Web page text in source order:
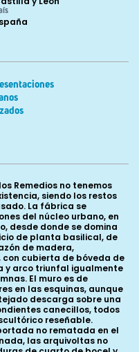
los Remedios no tenemos
siendo los restos
La fábrica se
del núcleo urbano, en
desde donde se domina
de planta basilical, de
de madera,
cubierta de bóveda de
y arco triunfal igualmente
El muro es de
en las esquinas, aunque
descarga sobre una
canecillos, todos
reseñable.
no rematada en el
las arquivoltas no